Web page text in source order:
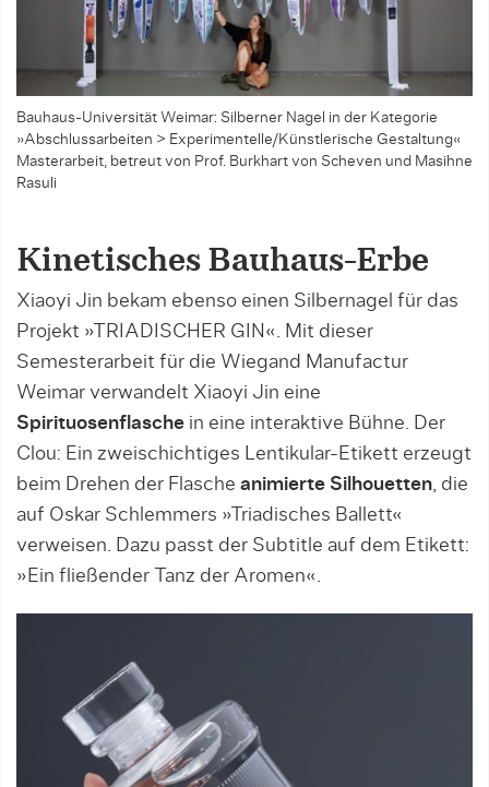
Bauhaus-Universität Weimar: Silberner Nagel in der Kategorie
»Abschlussarbeiten > Experimentelle/Künstlerische Gestaltung«
Masterarbeit, betreut von Prof. Burkhart von Scheven und Masihne
Rasuli
Kinetisches Bauhaus-Erbe
Xiaoyi Jin bekam ebenso einen Silbernagel für das
Projekt »TRIADISCHER GIN«. Mit dieser
Semesterarbeit für die Wiegand Manufactur
Weimar verwandelt Xiaoyi Jin eine
Spirituosenflasche in eine interaktive Bühne. Der
Clou: Ein zweischichtiges Lentikular-Etikett erzeugt
beim Drehen der Flasche animierte Silhouetten, die
auf Oskar Schlemmers »Triadisches Ballett«
verweisen. Dazu passt der Subtitle auf dem Etikett:
»Ein fließender Tanz der Aromen«.